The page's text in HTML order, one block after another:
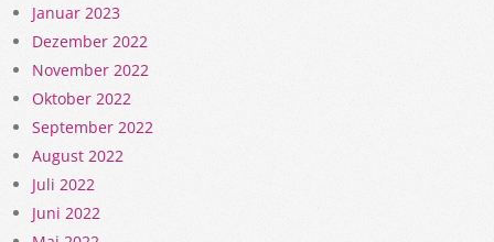
Januar 2023
Dezember 2022
November 2022
Oktober 2022
September 2022
August 2022
Juli 2022
Juni 2022